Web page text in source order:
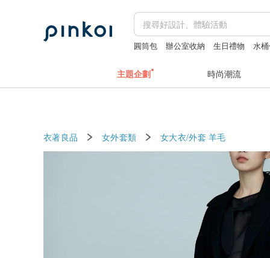
圓筒包 辦公室收納 生日禮物 水
主題企劃 時尚潮流
衣著良品 女外套類 女大衣/外套 羊毛